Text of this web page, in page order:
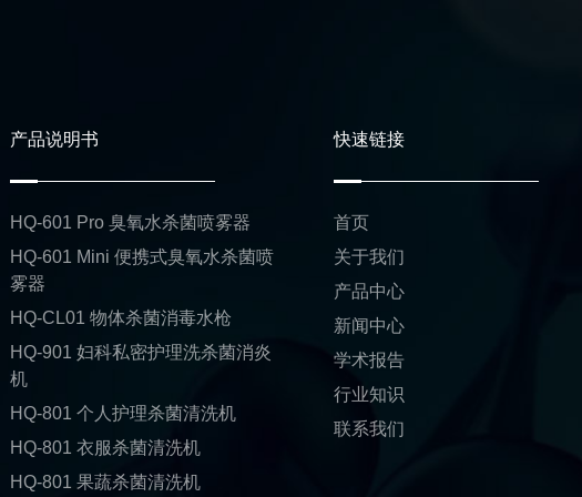
产品说明书
HQ-601 Pro 臭氧水杀菌喷雾器
HQ-601 Mini 便携式臭氧水杀菌喷
雾器
HQ-CL01 物体杀菌消毒水枪
HQ-901 妇科私密护理洗杀菌消炎
机
HQ-801 个人护理杀菌清洗机
HQ-801 衣服杀菌清洗机
HQ-801 果蔬杀菌清洗机
快速链接
首页
关于我们
产品中心
新闻中心
学术报告
行业知识
联系我们